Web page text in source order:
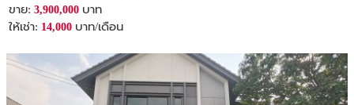
ขาย: 3,900,000 บาท
ให้เช่า: 14,000 บาท/เดือน